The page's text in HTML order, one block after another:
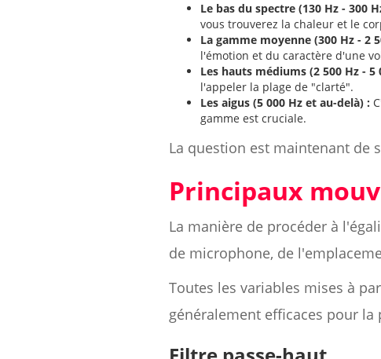
Le bas du spectre (130 Hz - 300
vous trouverez la chaleur et le
La gamme moyenne (300 Hz - 2
l'émotion et du caractère d'une
Les hauts médiums (2 500 Hz - 5
l'appeler la plage de "clarté".
Les aigus (5 000 Hz et au-delà) :
gamme est cruciale.
La question est maintenant de
Principaux
La manière de procéder à
de microphone, de
Toutes les variables mises à
généralement efficaces pour